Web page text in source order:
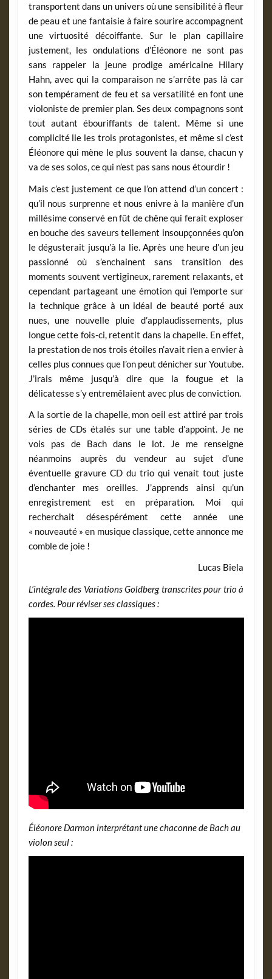
transportent dans un univers où une sensibilité à fleur
de peau et une fantaisie à faire sourire accompagnent
une virtuosité décoiffante. Sur le plan capillaire
justement, les ondulations d’Éléonore ne sont pas
sans rappeler la jeune prodige américaine Hilary
Hahn, avec qui la comparaison ne s’arrête pas là car
son tempérament de feu et sa versatilité en font une
violoniste de premier plan. Ses deux compagnons sont
tout autant ébouriffants de talent. Même si une
complicité lie les trois protagonistes, et même si c’est
Éléonore qui mène le plus souvent la danse, chacun y
va de ses solos, ce qui n’est pas sans nous étourdir !
Mais c’est justement ce que l’on attend d’un concert :
qu’il nous surprenne et nous enivre à la manière d’un
millésime conservé en fût de chêne qui ferait exploser
en bouche des saveurs tellement insoupçonnées qu’on
le dégusterait jusqu’à la lie. Après une heure d’un jeu
passionné où s’enchainent sans transition des
moments souvent vertigineux, rarement relaxants, et
cependant partageant une émotion qui l’emporte sur
la technique grâce à un idéal de beauté porté aux
nues, une nouvelle pluie d’applaudissements, plus
longue cette fois-ci, retentit dans la chapelle. En effet,
la prestation de nos trois étoiles n’avait rien a envier à
celles plus connues que l’on peut dénicher sur Youtube.
J’irais même jusqu’à dire que la fougue et la
délicatesse s’y entremêlaient avec plus de conviction.
A la sortie de la chapelle, mon oeil est attiré par trois
séries de CDs étalés sur une table d’appoint. Je ne
vois pas de Bach dans le lot. Je me renseigne
néanmoins auprès du vendeur au sujet d’une
éventuelle gravure CD du trio qui venait tout juste
d’enchanter mes oreilles. J’apprends ainsi qu’un
enregistrement est en préparation. Moi qui
recherchait désespérément cette année une
« nouveauté » en musique classique, cette annonce me
comble de joie !
Lucas Biela
L’intégrale des Variations Goldberg transcrites pour trio à
cordes. Pour réviser ses classiques :
Éléonore Darmon interprétant une chaconne de Bach au
violon seul :